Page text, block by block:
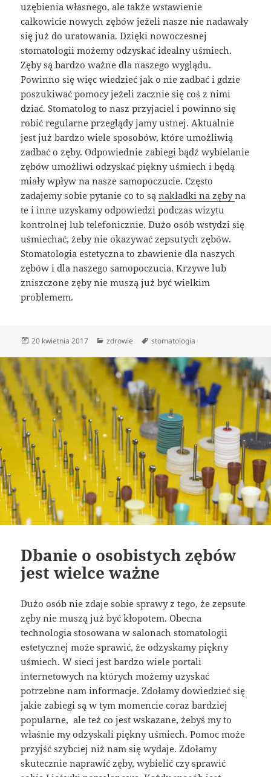
uzębienia własnego, ale także wstawienie
całkowicie nowych zębów jeżeli nasze nie nadawały
się już do uratowania. Dzięki nowoczesnej
stomatologii możemy odzyskać idealny uśmiech.
Zęby są bardzo ważne dla naszego wyglądu.
Powinno się więc wiedzieć jak o nie zadbać i gdzie
poszukiwać pomocy jeżeli zacznie się coś z nimi
dziać. Stomatolog to nasz przyjaciel i powinno się
robić regularne przeglądy jamy ustnej. Aktualnie
jest już bardzo wiele sposobów, które umożliwią
zadbać o zęby. Odpowiednie zabiegi bądź wybielanie
zębów umożliwi odzyskać piękny uśmiech i będą
miały wpływ na nasze samopoczucie. Często
zadajemy sobie pytanie co to sąnakładki na zębyna
te i inne uzyskamy odpowiedzi podczas wizytu
kontrolnej lub telefonicznie. Dużo osób wstydzi się
uśmiechać, żeby nie okazywać zepsutych zębów.
Stomatologia estetyczna to zbawienie dla naszych
zębów i dla naszego samopoczucia. Krzywe lub
zniszczone zęby nie muszą już być wielkim
problemem.
Data
20 kwietnia 2017 Kategorie
zdrowie Tagi
stomatologia
Dbanie o osobistych zębów
jest wielce ważne
Dużo osób nie zdaje sobie sprawy z tego, że zepsute
zęby nie muszą już być kłopotem. Obecna
technologia stosowana w salonach stomatologii
estetycznej może sprawić, że odzyskamy piękny
uśmiech. W sieci jest bardzo wiele portali
internetowych na których możemy uzyskać
potrzebne nam informacje. Zdołamy dowiedzieć się
jakie zabiegi są w tym momencie coraz bardziej
popularne, ale też co jest wskazane, żebyś my to
właśnie my odzyskali piękny uśmiech. Pomoc może
przyjść szybciej niż nam się wydaje. Zdołamy
skutecznie naprawić zęby, wybielić czy sprawić